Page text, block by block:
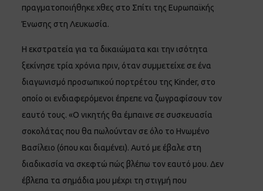
πραγματοποιήθηκε χθες στο Σπίτι της Ευρωπαϊκής
Ένωσης στη Λευκωσία.
Η εκστρατεία για τα δικαιώματα και την ισότητα
ξεκίνησε τρία χρόνια πριν, όταν συμμετείχε σε ένα
διαγωνισμό προσωπικού πορτρέτου της Kinder, στο
οποίο οι ενδιαφερόμενοι έπρεπε να ζωγραφίσουν τον
εαυτό τους. «Ο νικητής θα έμπαινε σε συσκευασία
σοκολάτας που θα πωλούνταν σε όλο το Ηνωμένο
Βασίλειο (όπου και διαμένει). Αυτό με έβαλε στη
διαδικασία να σκεφτώ πώς βλέπω τον εαυτό μου. Δεν
έβλεπα τα σημάδια μου μέχρι τη στιγμή που